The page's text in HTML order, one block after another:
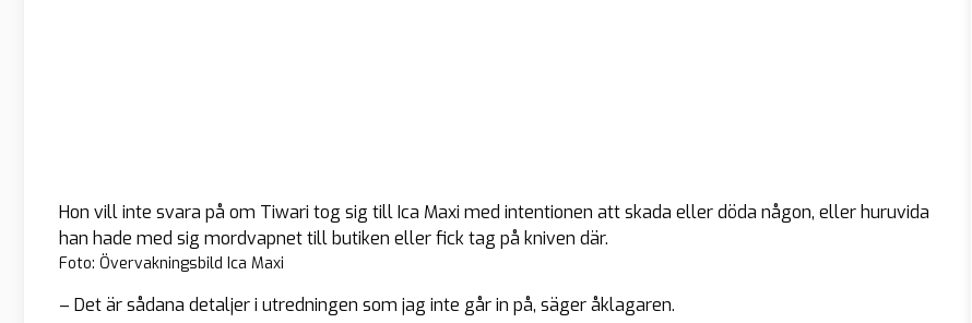
Hon vill inte svara på om Tiwari tog sig till Ica Maxi med intentionen att skada eller döda någon, eller huruvida
han hade med sig mordvapnet till butiken eller fick tag på kniven där.
Foto: Övervakningsbild Ica Maxi
– Det är sådana detaljer i utredningen som jag inte går in på, säger åklagaren.